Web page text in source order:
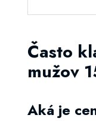
Často
mužov
Aká je